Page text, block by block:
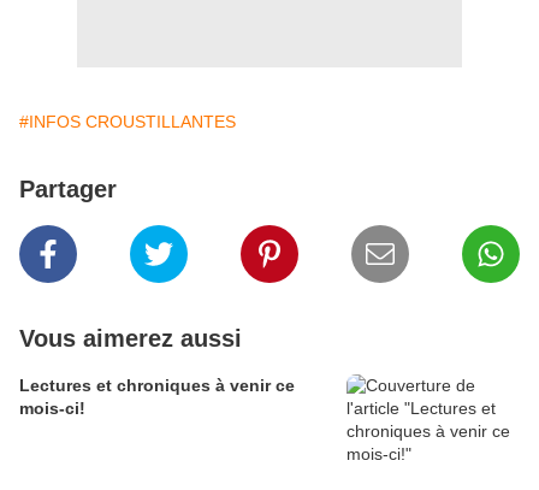
#INFOS CROUSTILLANTES
Partager
Vous aimerez aussi
Lectures et chroniques à venir ce
mois-ci!